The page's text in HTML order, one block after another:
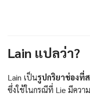
Lain แปลว่า?
Lain เป็นรูปกริยาช่องที่
ซึ่งใช้ในกรณีที่ Lie มีควา